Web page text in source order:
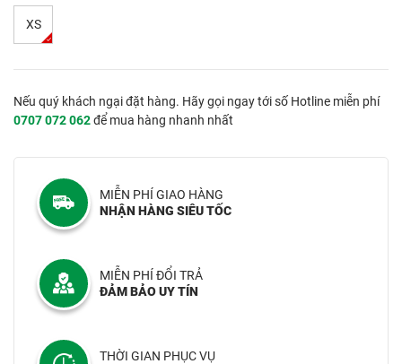
XS
Nếu quý khách ngại đặt hàng. Hãy gọi ngay tới số Hotline miễn phí
0707 072 062để mua hàng nhanh nhất
MIỄN PHÍ GIAO HÀNG
NHẬN HÀNG SIÊU TỐC
MIỄN PHÍ ĐỔI TRẢ
ĐẢM BẢO UY TÍN
THỜI GIAN PHỤC VỤ